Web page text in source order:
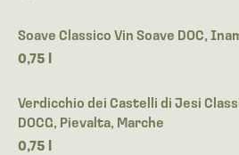
Soave Classico Vin Soave DOC,
0,75 l
Verdicchio dei Castelli di Jesi
DOCG, Pievalta, Marche
0,75 l